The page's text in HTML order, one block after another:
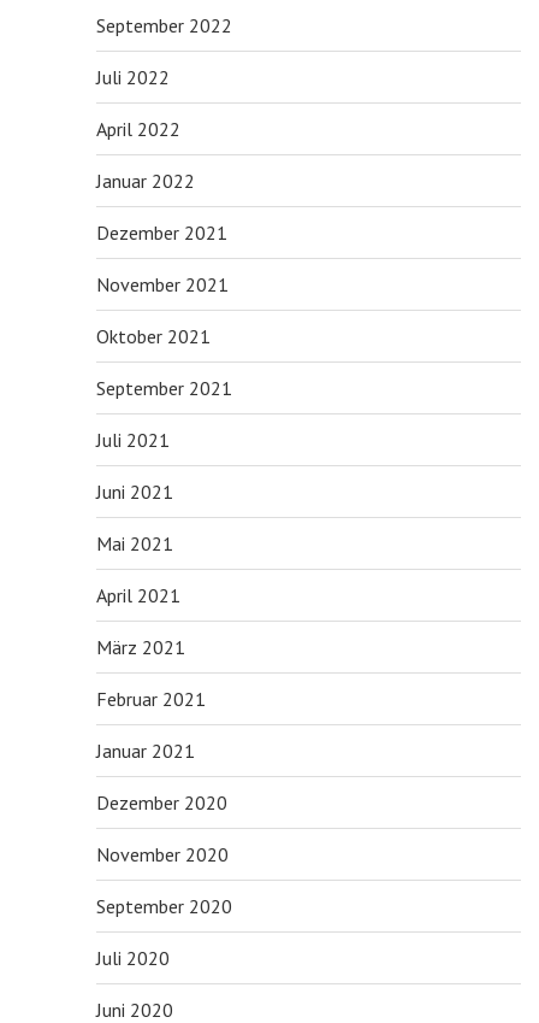
September 2022
Juli 2022
April 2022
Januar 2022
Dezember 2021
November 2021
Oktober 2021
September 2021
Juli 2021
Juni 2021
Mai 2021
April 2021
März 2021
Februar 2021
Januar 2021
Dezember 2020
November 2020
September 2020
Juli 2020
Juni 2020